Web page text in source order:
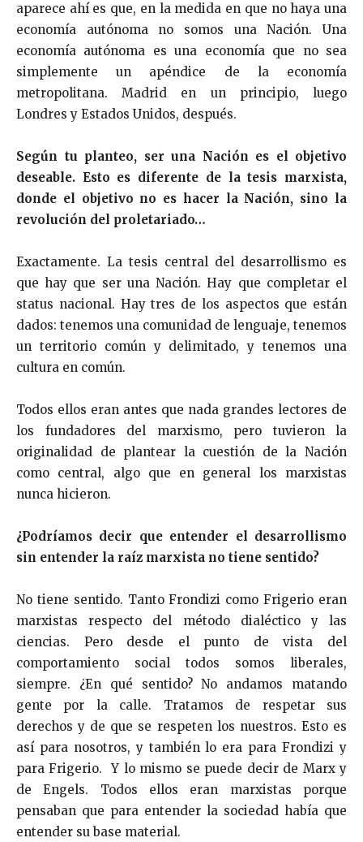
aparece ahí es que, en la medida en que no haya una
economía autónoma no somos una Nación. Una
economía autónoma es una economía que no sea
simplemente un apéndice de la economía
metropolitana. Madrid en un principio, luego
Londres y Estados Unidos, después.
Según tu planteo, ser una Nación es el objetivo
deseable. Esto es diferente de la tesis marxista,
donde el objetivo no es hacer la Nación, sino la
revolución del proletariado…
Exactamente. La tesis central del desarrollismo es
que hay que ser una Nación. Hay que completar el
status nacional. Hay tres de los aspectos que están
dados: tenemos una comunidad de lenguaje, tenemos
un territorio común y delimitado, y tenemos una
cultura en común.
Todos ellos eran antes que nada grandes lectores de
los fundadores del marxismo, pero tuvieron la
originalidad de plantear la cuestión de la Nación
como central, algo que en general los marxistas
nunca hicieron.
¿Podríamos decir que entender el desarrollismo
sin entender la raíz marxista no tiene sentido?
No tiene sentido. Tanto Frondizi como Frigerio eran
marxistas respecto del método dialéctico y las
ciencias. Pero desde el punto de vista del
comportamiento social todos somos liberales,
siempre. ¿En qué sentido? No andamos matando
gente por la calle. Tratamos de respetar sus
derechos y de que se respeten los nuestros. Esto es
así para nosotros, y también lo era para Frondizi y
para Frigerio. Y lo mismo se puede decir de Marx y
de Engels. Todos ellos eran marxistas porque
pensaban que para entender la sociedad había que
entender su base material.